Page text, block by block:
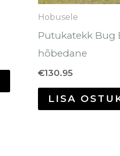
Hobusele
Putukatekk Bug
hõbedane
€130.95
LISA